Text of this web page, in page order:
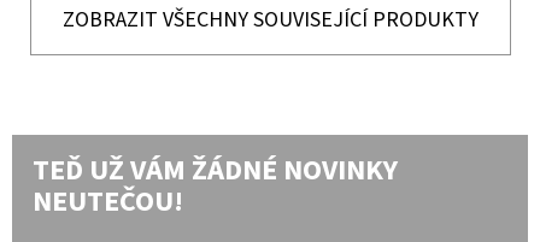
ZOBRAZIT VŠECHNY SOUVISEJÍCÍ PRODUKTY
TEĎ UŽ VÁM ŽÁDNÉ NOVINKY
NEUTEČOU!